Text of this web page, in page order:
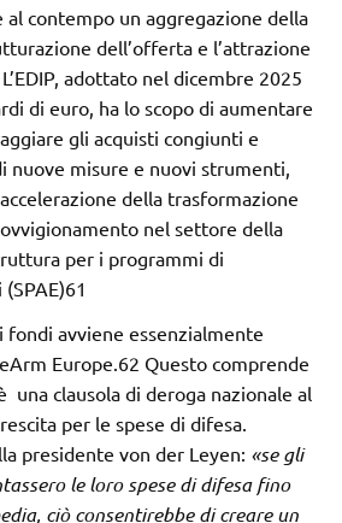
al contempo un aggregazione della
dell’offerta e l’attrazione
adottato nel dicembre 2025
di euro, ha lo scopo di aumentare
gli acquisti congiunti e
nuove misure e nuovi strumenti,
della trasformazione
nel settore della
per i programmi di
fondi avviene essenzialmente
Europe.62 Questo comprende
una clausola di deroga nazionale al
per le spese di difesa.
presidente von der Leyen: «se gli
le loro spese di difesa fino
ciò consentirebbe di creare un